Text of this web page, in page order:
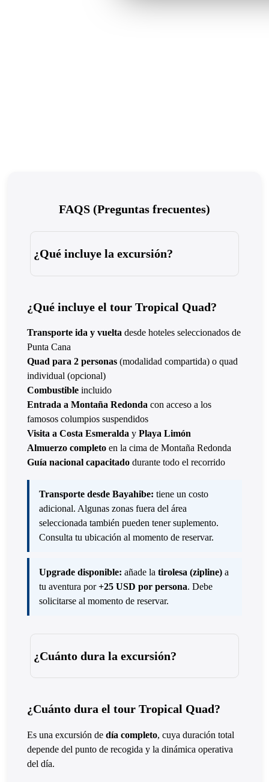
FAQS (Preguntas frecuentes)
¿Qué incluye la excursión?
¿Qué incluye el tour Tropical Quad?
Transporte ida y vuelta desde hoteles seleccionados de
Punta Cana
Quad para 2 personas (modalidad compartida) o quad
individual (opcional)
Combustible incluido
Entrada a Montaña Redonda con acceso a los
famosos columpios suspendidos
Visita a Costa Esmeralda y Playa Limón
Almuerzo completo en la cima de Montaña Redonda
Guía nacional capacitado durante todo el recorrido
Transporte desde Bayahibe: tiene un costo
adicional. Algunas zonas fuera del área
seleccionada también pueden tener suplemento.
Consulta tu ubicación al momento de reservar.
Upgrade disponible: añade la tirolesa (zipline) a
tu aventura por+25 USD por persona. Debe
solicitarse al momento de reservar.
¿Cuánto dura la excursión?
¿Cuánto dura el tour Tropical Quad?
Es una excursión de día completo, cuya duración total
depende del punto de recogida y la dinámica operativa
del día.